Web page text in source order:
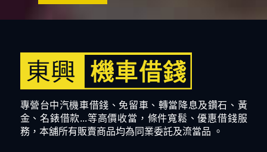
專營台中汽機車借錢、免留車、轉當降息及鑽石、黃
金、名錶借款...等高價收當，條件寬鬆、優惠借錢服
務，本舖所有販賣商品均為同業委託及流當品 。